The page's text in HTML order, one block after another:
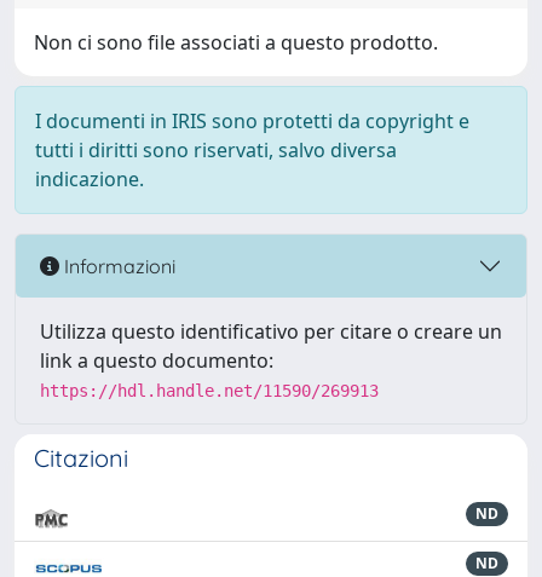
Non ci sono file associati a questo prodotto.
I documenti in IRIS sono protetti da copyright e
tutti i diritti sono riservati, salvo diversa
indicazione.
Informazioni
Utilizza questo identificativo per citare o creare un
link a questo documento:
https://hdl.handle.net/11590/269913
Citazioni
ND
ND